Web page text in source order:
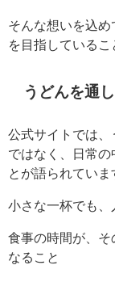
そんな想いを込
を目指しているこ
うどんを通
公式サイトでは、
ではなく、日常の
とが語られていま
小さな一杯でも、
食事の時間が、そ
なること